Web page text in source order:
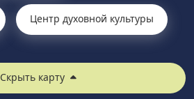
Центр духовной культуры
Скрыть карту